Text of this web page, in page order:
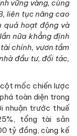
vững vàng, cùng
liên tục nâng cao
quả hoạt động và
nữa khẳng định
chính, vươn tầm
đầu tư, đối tác,
mốc chiến lược
toàn diện trong
nhuận trước thuế
tổng tài sản
tỷ đồng, cùng kế